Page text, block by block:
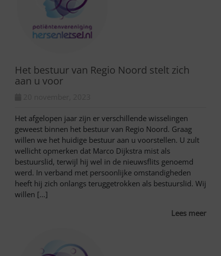
Het bestuur van Regio Noord stelt zich
aan u voor
Het afgelopen jaar zijn er verschillende wisselingen
geweest binnen het bestuur van Regio Noord. Graag
willen we het huidige bestuur aan u voorstellen. U zult
wellicht opmerken dat Marco Dijkstra mist als
bestuurslid, terwijl hij wel in de nieuwsflits genoemd
werd. In verband met persoonlijke omstandigheden
heeft hij zich onlangs teruggetrokken als bestuurslid. Wij
willen […]
Lees meer